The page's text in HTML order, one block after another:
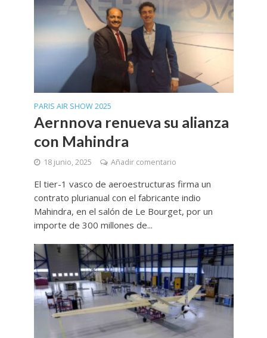
PARIS AIR SHOW 2025
Aernnova renueva su alianza
con Mahindra
18 junio, 2025 Añadir comentario
El tier-1 vasco de aeroestructuras firma un
contrato plurianual con el fabricante indio
Mahindra, en el salón de Le Bourget, por un
importe de 300 millones de...